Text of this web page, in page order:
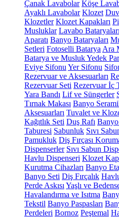
Çanak Lavabolar Köşe
Ayaklı Lavabolar Klozet
Klozetler Klozet Kapakları
Musluklar Lavabo Bataryaları
Aparatı Banyo Bataryaları
Setleri Fotoselli Batarya Ara
Batarya ve Musluk Yedek
Eviye Sifonu Yer Sifonu
Rezervuar ve Aksesuarları
Rezervuar Seti Rezervuar İç
Yara Bandı Lif ve Süngerler
Tırnak Makası Banyo
Aksesuarları Tuvalet ve
Kağıtlık Seti Duş Rafı Banyo
Taburesi Sabunluk Sıvı
Pamukluk Diş Fırçası
Dispenserler Sıvı Sabun
Havlu Dispenseri Klozet
Kurutma Cihazları Banyo
Banyo Seti Diş Fırçalık
Perde Askısı Yaşlı ve
Havalandırma ve Isıtma
Tekstil Banyo Paspasları
Perdeleri Bornoz Peştemal